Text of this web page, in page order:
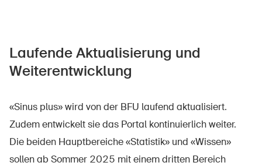
Laufende Aktualisierung und
Weiterentwicklung
«Sinus plus» wird von der BFU laufend aktualisiert.
Zudem entwickelt sie das Portal kontinuierlich weiter.
Die beiden Hauptbereiche «Statistik» und «Wissen»
sollen ab Sommer 2025 mit einem dritten Bereich